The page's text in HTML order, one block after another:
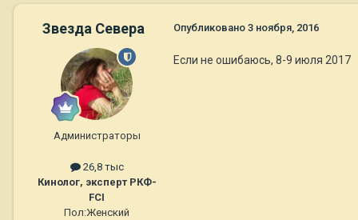
Звезда Севера
Администраторы
26,8 тыс
Кинолог, эксперт РКФ-
FCI
Пол:Женский
Опубликовано 3 ноября, 2016
Если не ошибаюсь, 8-9 июля 2017